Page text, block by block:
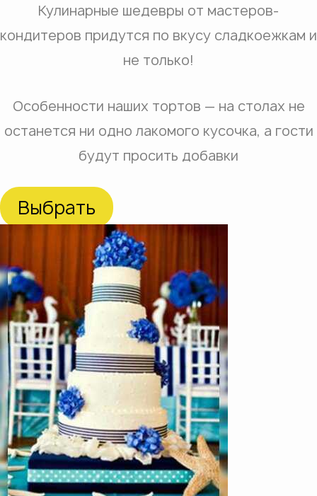
Кулинарные шедевры от мастеров-
кондитеров придутся по вкусу сладкоежкам и
не только!
Особенности наших тортов — на столах не
останется ни одно лакомого кусочка, а гости
будут просить добавки
Выбрать